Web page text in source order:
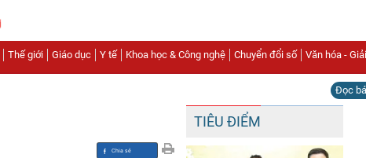
Thế giới Giáo dục Y tế Khoa học & Công nghệ Chuyển đổi số Văn hóa -
Đọc
TIÊU ĐIỂM